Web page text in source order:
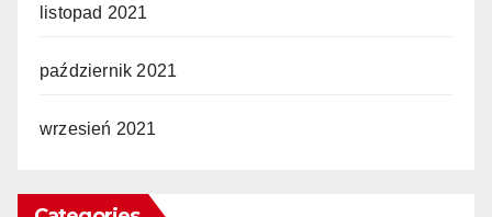
listopad 2021
październik 2021
wrzesień 2021